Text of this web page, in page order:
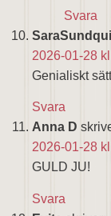
Svara
2026-01-28
Genialiskt
Svara
Anna D
2026-01-28
GULD JU!
Svara